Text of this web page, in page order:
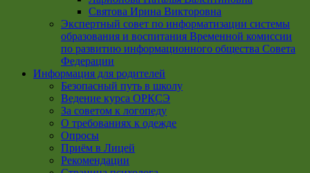
Святова Ирина Викторовна
Экспертный совет по информатизации системы
образования и воспитания Временной комиссии
по развитию информационного общества Совета
Федерации
Информация для родителей
Безопасный путь в школу
Ведение курса ОРКСЭ
За советом к логопеду
О требованиях к одежде
Опросы
Приём в Лицей
Рекомендации